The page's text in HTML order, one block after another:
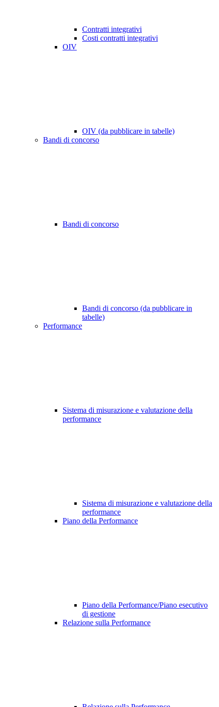
Contratti integrativi
Costi contratti integrativi
OIV
OIV (da pubblicare in tabelle)
Bandi di concorso
Bandi di concorso
Bandi di concorso (da pubblicare in
tabelle)
Performance
Sistema di misurazione e valutazione della
performance
Sistema di misurazione e valutazione della
performance
Piano della Performance
Piano della Performance/Piano esecutivo
di gestione
Relazione sulla Performance